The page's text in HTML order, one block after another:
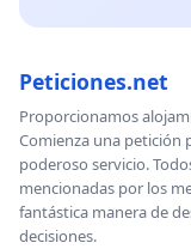
Peticiones.net
Proporcionamos
Comienza una petición
poderoso servicio.
mencionadas por los
fantástica manera de
decisiones.